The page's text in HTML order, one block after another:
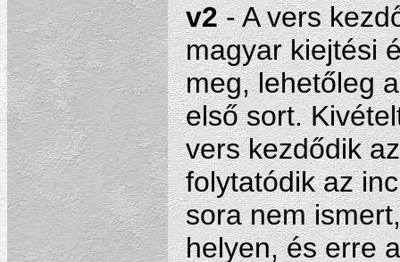
v2- A vers
magyar kiejtési
meg, lehetőleg
első sort.
vers kezdődik
folytatódik az
sora nem
helyen, és erre